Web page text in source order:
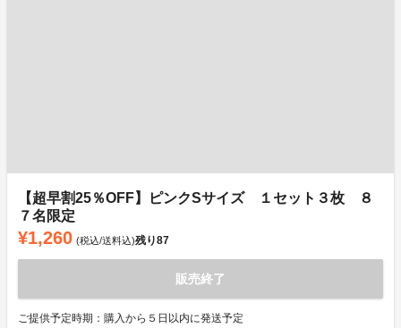
【超早割25％OFF】ピンクSサイズ １セット３枚 ８
７名限定
¥1,260 (税込/送料込)残り87
販売終了
ご提供予定時期：購入から５日以内に発送予定